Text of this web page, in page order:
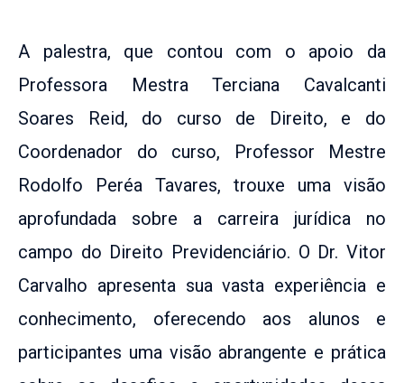
A palestra, que contou com o apoio da
Professora Mestra Terciana Cavalcanti
Soares Reid, do curso de Direito, e do
Coordenador do curso, Professor Mestre
Rodolfo Peréa Tavares, trouxe uma visão
aprofundada sobre a carreira jurídica no
campo do Direito Previdenciário. O Dr. Vitor
Carvalho apresenta sua vasta experiência e
conhecimento, oferecendo aos alunos e
participantes uma visão abrangente e prática